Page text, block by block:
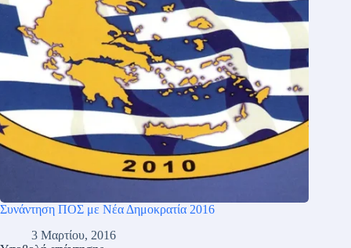
Συνάντηση ΠΟΣ με Νέα Δημοκρατία 2016
3 Μαρτίου, 2016